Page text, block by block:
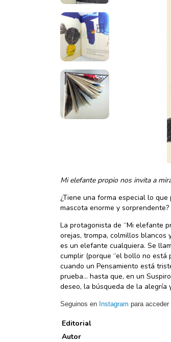
Mi elefante propio nos invita a
¿Tiene una forma especial lo
mascota enorme y sorprendente?
La protagonista de “Mi elefante
orejas, trompa, colmillos blancos
es un elefante cualquiera. Se
cumplir (porque “el bollo no está
cuando un Pensamiento está
prueba… hasta que, en un
deseo, la búsqueda de la alegría
Seguinos en Instagram para
Editorial
Autor